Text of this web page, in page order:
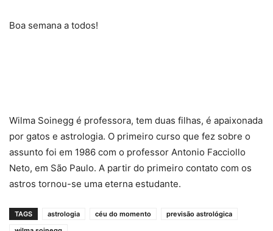
Boa semana a todos!
Wilma Soinegg é professora, tem duas filhas, é apaixonada
por gatos e astrologia. O primeiro curso que fez sobre o
assunto foi em 1986 com o professor Antonio Facciollo
Neto, em São Paulo. A partir do primeiro contato com os
astros tornou-se uma eterna estudante.
TAGS astrologia céu do momento
previsão astrológica